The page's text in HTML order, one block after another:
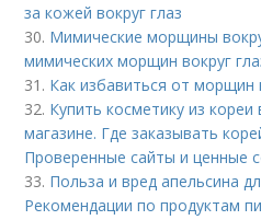
за кожей вокруг глаз
30. Мимические морщины
мимических морщин вокруг
31. Как избавиться от морщин
32. Купить косметику из
магазине. Где заказывать
Проверенные сайты и ценные
33. Польза и вред апельсина
Рекомендации по продуктам